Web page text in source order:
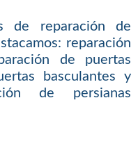
de reparación de
reparación
de puertas
basculantes y
de persianas